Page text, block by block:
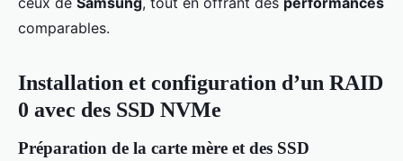
comparables.
Installation et configuration d’un RAID
0 avec des SSD NVMe
Préparation de la carte mère et des SSD